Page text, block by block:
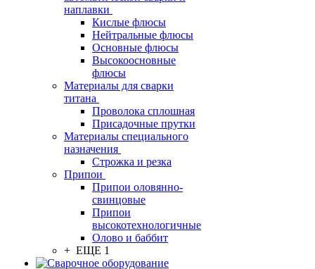
наплавки
Кислые флюсы
Нейтральные флюсы
Основные флюсы
Высокоосновные
флюсы
Материалы для сварки
титана
Проволока сплошная
Присадочные прутки
Материалы специального
назначения
Строжка и резка
Припои
Припои оловянно-
свинцовые
Припои
высокотехнологичные
Олово и баббит
+ ЕЩЕ 1